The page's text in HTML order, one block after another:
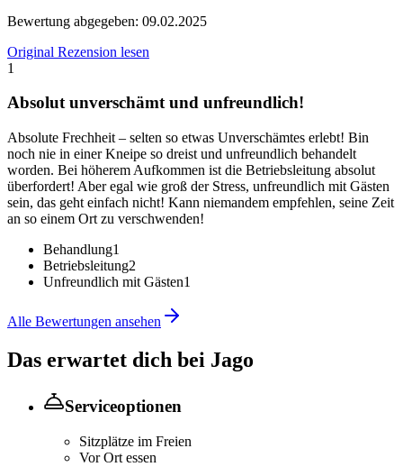
Bewertung abgegeben: 09.02.2025
Original Rezension lesen
1
Absolut unverschämt und unfreundlich!
Absolute Frechheit – selten so etwas Unverschämtes erlebt! Bin
noch nie in einer Kneipe so dreist und unfreundlich behandelt
worden. Bei höherem Aufkommen ist die Betriebsleitung absolut
überfordert! Aber egal wie groß der Stress, unfreundlich mit Gästen
sein, das geht einfach nicht! Kann niemandem empfehlen, seine Zeit
an so einem Ort zu verschwenden!
Behandlung1
Betriebsleitung2
Unfreundlich mit Gästen1
Alle Bewertungen ansehen
Das erwartet dich bei Jago
Serviceoptionen
Sitzplätze im Freien
Vor Ort essen